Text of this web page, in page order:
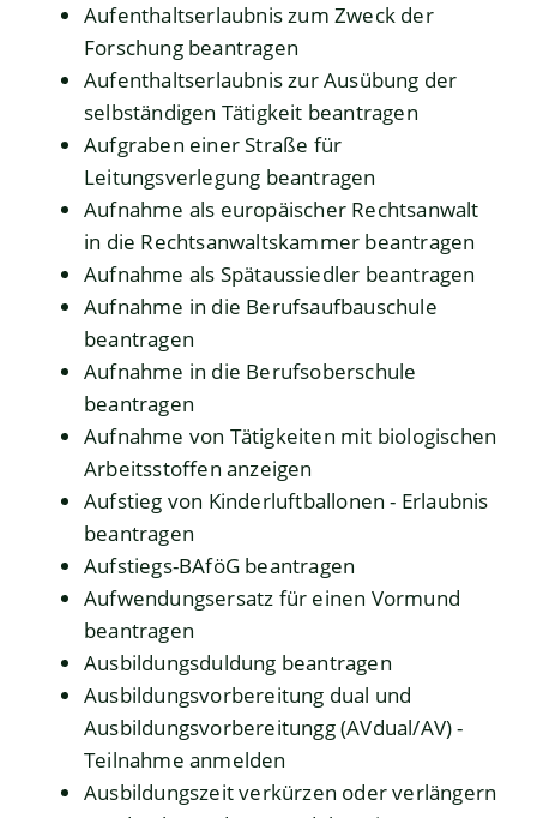
Aufenthaltserlaubnis zum Zweck der
Forschung beantragen
Aufenthaltserlaubnis zur Ausübung der
selbständigen Tätigkeit beantragen
Aufgraben einer Straße für
Leitungsverlegung beantragen
Aufnahme als europäischer Rechtsanwalt
in die Rechtsanwaltskammer beantragen
Aufnahme als Spätaussiedler beantragen
Aufnahme in die Berufsaufbauschule
beantragen
Aufnahme in die Berufsoberschule
beantragen
Aufnahme von Tätigkeiten mit biologischen
Arbeitsstoffen anzeigen
Aufstieg von Kinderluftballonen - Erlaubnis
beantragen
Aufstiegs-BAföG beantragen
Aufwendungsersatz für einen Vormund
beantragen
Ausbildungsduldung beantragen
Ausbildungsvorbereitung dual und
Ausbildungsvorbereitungg (AVdual/AV) -
Teilnahme anmelden
Ausbildungszeit verkürzen oder verlängern